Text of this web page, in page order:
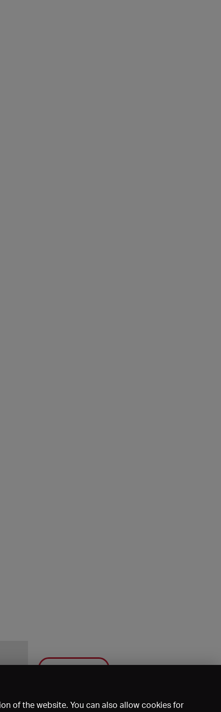
Save
of the website. You can also allow cookies for